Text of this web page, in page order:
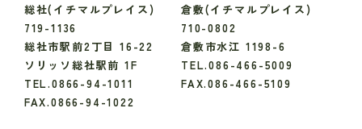
総社(イチマルプレイス)
719-1136
総社市駅前2丁目 16-22
ソリッソ総社駅前 1F
TEL.0866-94-1011
FAX.0866-94-1022
倉敷(イチマルプレイス)
710-0802
倉敷市水江 1198-6
TEL.086-466-5009
FAX.086-466-5109